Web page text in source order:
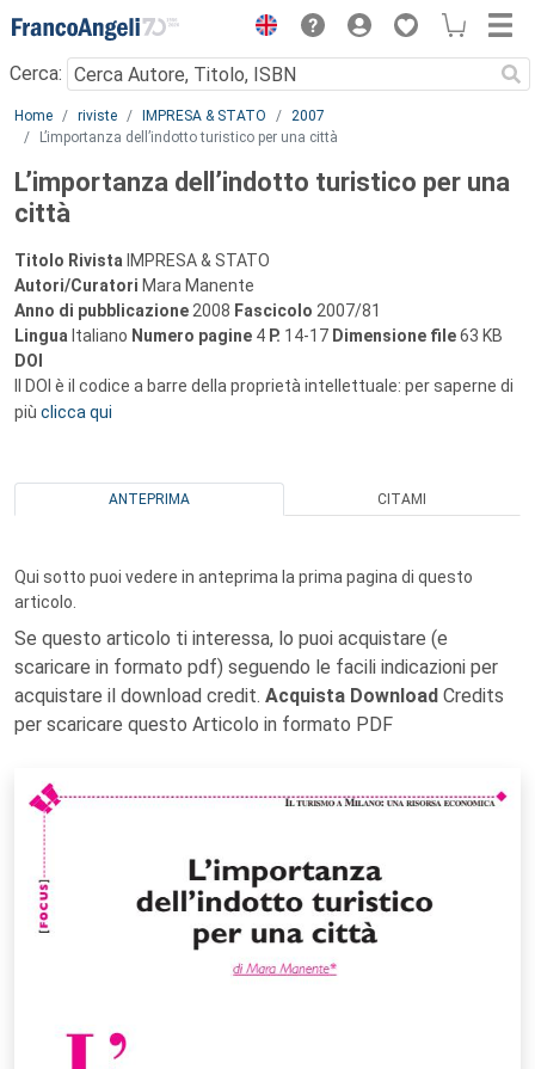
Menu
Cerca:
Main content
Home riviste IMPRESA & STATO
2007
L’importanza dell’indotto turistico per una città
L’importanza dell’indotto turistico per una
città
Titolo Rivista IMPRESA & STATO
Autori/Curatori Mara Manente
Anno di pubblicazione 2008 Fascicolo 2007/81
Lingua Italiano Numero pagine 4 P. 14-17 Dimensione file63 KB
DOI
Il DOI è il codice a barre della proprietà intellettuale: per saperne di
più clicca qui
ANTEPRIMA CITAMI
Qui sotto puoi vedere in anteprima la prima pagina di questo
articolo.
Se questo articolo ti interessa, lo puoi acquistare (e
scaricare in formato pdf) seguendo le facili indicazioni per
acquistare il download credit. Acquista Download Credits
per scaricare questo Articolo in formato PDF